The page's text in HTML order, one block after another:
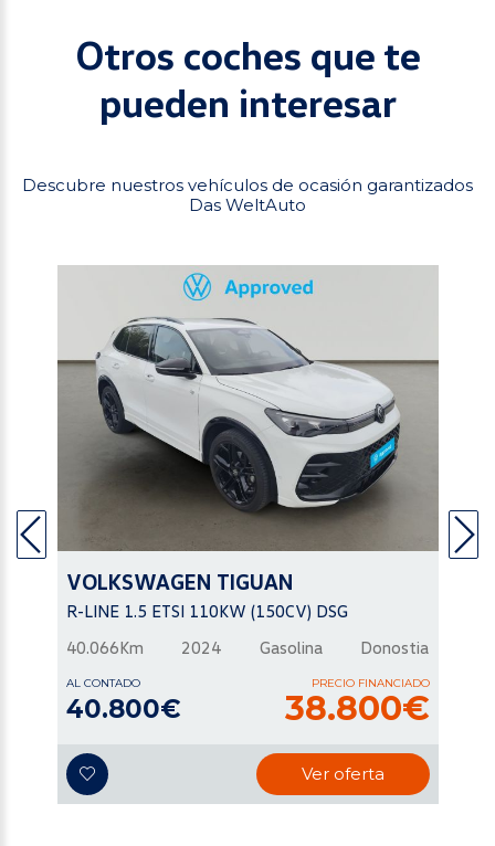
Otros coches que te
pueden interesar
Descubre nuestros vehículos de ocasión garantizados
Das WeltAuto
VOLKSWAGEN TIGUAN
R-LINE 1.5 ETSI 110KW (150CV) DSG
40.066Km
2024 Gasolina Donostia
AL CONTADO
40.800€
PRECIO FINANCIADO
38.800€
Ver oferta